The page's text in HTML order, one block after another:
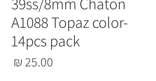
A1088 Topaz color-
14pcs pack